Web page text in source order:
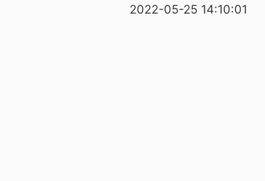
2022-05-25 14:10:01